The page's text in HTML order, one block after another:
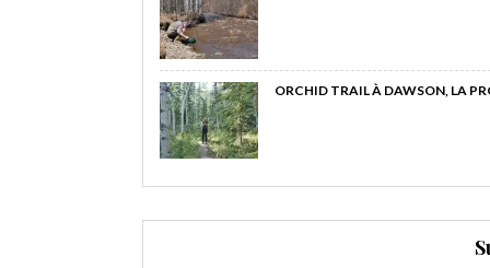
ORCHID TRAIL À DAWSON, LA